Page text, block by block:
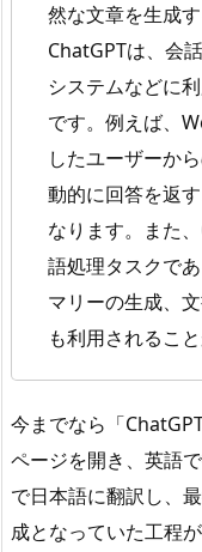
然な文章を生成
ChatGPTは、会
システムなどに
です。例えば、
したユーザーか
動的に回答を返
なります。また
語処理タスクで
マリーの生成、
も利用されること
今までなら「
ページを開き、英語
で日本語に翻訳し、
成となっていた工程